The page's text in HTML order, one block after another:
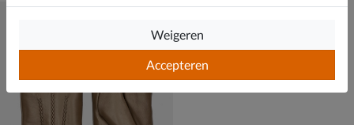
Accepteren
Weigeren